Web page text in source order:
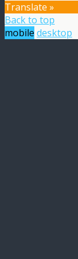
Translate »
Back to top
mobile desktop